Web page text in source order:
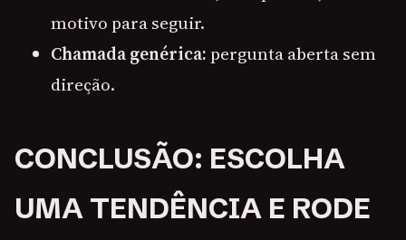
motivo para seguir.
Chamada genérica:pergunta aberta sem
direção.
CONCLUSÃO: ESCOLHA
UMA TENDÊNCIA E RODE